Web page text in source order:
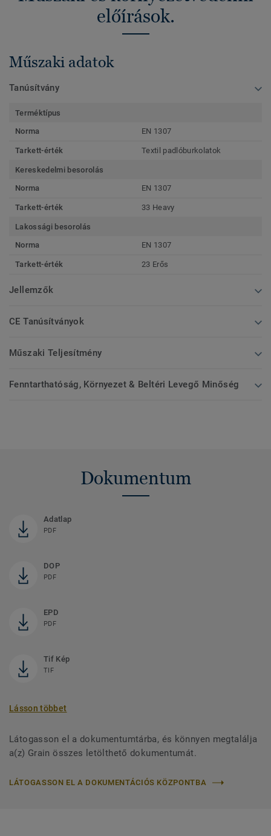
előírások.
Műszaki adatok
Tanúsítvány
Terméktípus
Norma
EN 1307
Tarkett-érték Textil padlóburkolatok
Kereskedelmi besorolás
Norma
EN 1307
Tarkett-érték 33 Heavy
Lakossági besorolás
Norma
EN 1307
Tarkett-érték 23 Erős
Jellemzők
CE Tanúsítványok
Műszaki Teljesítmény
Fenntarthatóság, Környezet & Beltéri Levegő Minőség
Dokumentum
Adatlap
PDF
DOP
PDF
EPD
PDF
Tif Kép
TIF
Lásson többet
Látogasson el a dokumentumtárba, és könnyen megtalálja
a(z) Grain összes letölthető dokumentumát.
LÁTOGASSON EL A DOKUMENTÁCIÓS KÖZPONTBA